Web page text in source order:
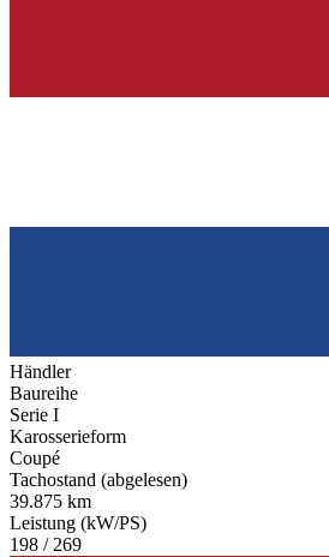
Händler
Baureihe
Serie I
Karosserieform
Coupé
Tachostand (abgelesen)
39.875 km
Leistung (kW/PS)
198 / 269